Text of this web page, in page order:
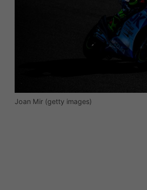
Joan Mir (getty images)